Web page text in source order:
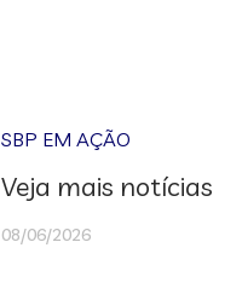
SBP EM AÇÃO
Veja mais notícias
08/06/2026